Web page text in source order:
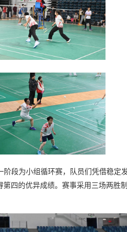
段为小组循环赛，队员们凭借稳定
四的优异成绩。赛事采用三场两胜